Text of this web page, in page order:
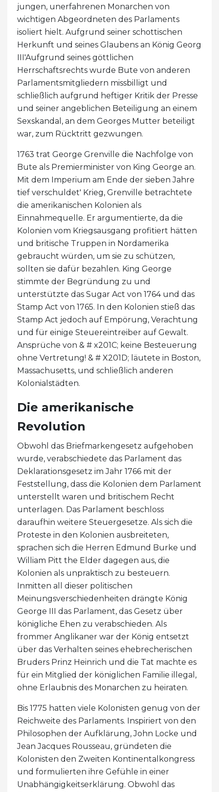
jungen, unerfahrenen Monarchen von
wichtigen Abgeordneten des Parlaments
isoliert hielt. Aufgrund seiner schottischen
Herkunft und seines Glaubens an König Georg
III'Aufgrund seines göttlichen
Herrschaftsrechts wurde Bute von anderen
Parlamentsmitgliedern missbilligt und
schließlich aufgrund heftiger Kritik der Presse
und seiner angeblichen Beteiligung an einem
Sexskandal, an dem Georges Mutter beteiligt
war, zum Rücktritt gezwungen.
1763 trat George Grenville die Nachfolge von
Bute als Premierminister von King George an.
Mit dem Imperium am Ende der sieben Jahre
tief verschuldet' Krieg, Grenville betrachtete
die amerikanischen Kolonien als
Einnahmequelle. Er argumentierte, da die
Kolonien vom Kriegsausgang profitiert hätten
und britische Truppen in Nordamerika
gebraucht würden, um sie zu schützen,
sollten sie dafür bezahlen. King George
stimmte der Begründung zu und
unterstützte das Sugar Act von 1764 und das
Stamp Act von 1765. In den Kolonien stieß das
Stamp Act jedoch auf Empörung, Verachtung
und für einige Steuereintreiber auf Gewalt.
Ansprüche von & # x201C; keine Besteuerung
ohne Vertretung! & # X201D; läutete in Boston,
Massachusetts, und schließlich anderen
Kolonialstädten.
Die amerikanische
Revolution
Obwohl das Briefmarkengesetz aufgehoben
wurde, verabschiedete das Parlament das
Deklarationsgesetz im Jahr 1766 mit der
Feststellung, dass die Kolonien dem Parlament
unterstellt waren und britischem Recht
unterlagen. Das Parlament beschloss
daraufhin weitere Steuergesetze. Als sich die
Proteste in den Kolonien ausbreiteten,
sprachen sich die Herren Edmund Burke und
William Pitt the Elder dagegen aus, die
Kolonien als unpraktisch zu besteuern.
Inmitten all dieser politischen
Meinungsverschiedenheiten drängte König
George III das Parlament, das Gesetz über
königliche Ehen zu verabschieden. Als
frommer Anglikaner war der König entsetzt
über das Verhalten seines ehebrecherischen
Bruders Prinz Heinrich und die Tat machte es
für ein Mitglied der königlichen Familie illegal,
ohne Erlaubnis des Monarchen zu heiraten.
Bis 1775 hatten viele Kolonisten genug von der
Reichweite des Parlaments. Inspiriert von den
Philosophen der Aufklärung, John Locke und
Jean Jacques Rousseau, gründeten die
Kolonisten den Zweiten Kontinentalkongress
und formulierten ihre Gefühle in einer
Unabhängigkeitserklärung. Obwohl das